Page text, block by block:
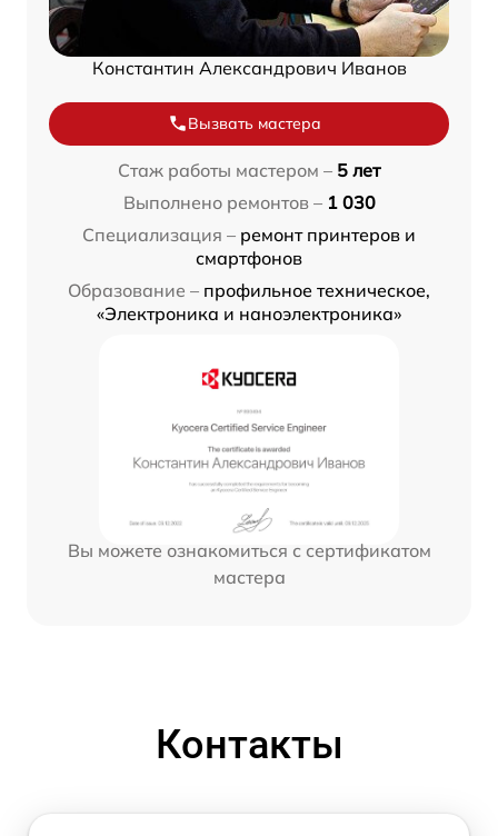
Константин Александрович Иванов
Вызвать мастера
Стаж работы мастером – 5 лет
Выполнено ремонтов – 1 030
Специализация – ремонт принтеров и
смартфонов
Образование – профильное техническое,
«Электроника и наноэлектроника»
Вы можете ознакомиться с сертификатом
мастера
Контакты